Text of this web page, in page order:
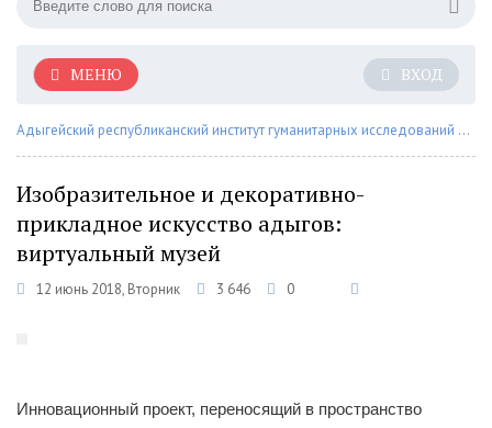
ВХОД
МЕНЮ
Адыгейский республиканский институт гуманитарных исследований им. Т.М. Керашева
Изобразительное и декоративно-
прикладное искусство адыгов:
виртуальный музей
12 июнь 2018, Вторник 3 646 0
Инновационный проект, переносящий в пространство